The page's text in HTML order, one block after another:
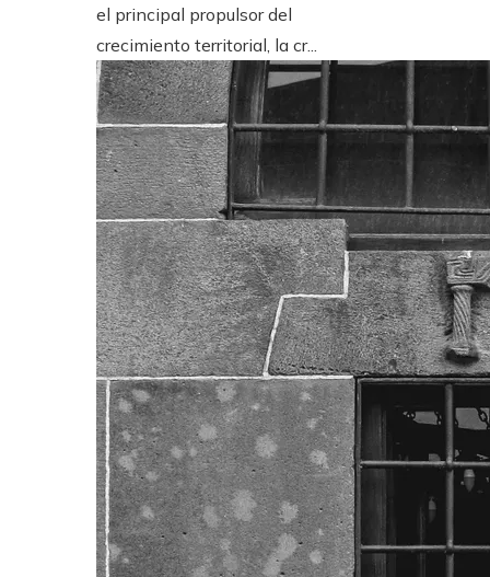
el principal propulsor del
crecimiento territorial, la cr...